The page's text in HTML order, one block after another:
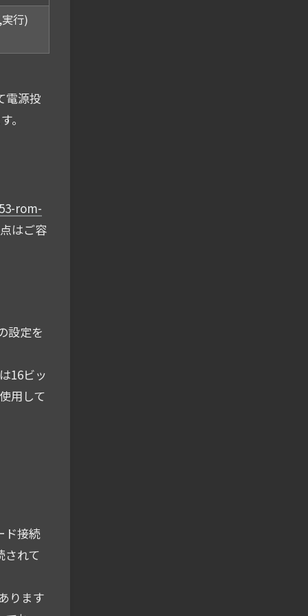
行)
電源投
。
rom-
はご容
設定を
16ビッ
用して
ド接続
されて
ります